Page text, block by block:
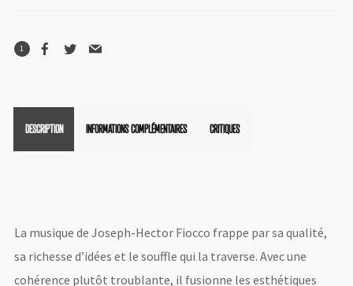
1
DESCRIPTION INFORMATIONS COMPLÉMENTAIRES CRITIQUES
La musique de Joseph-Hector Fiocco frappe par sa qualité,
sa richesse d’idées et le souffle qui la traverse. Avec une
cohérence plutôt troublante, il fusionne les esthétiques